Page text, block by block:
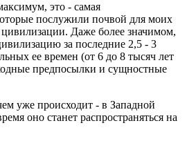
это - самая
послужили почвой для моих
Даже более значимом,
за последние 2,5 - 3
ее времен (от 6 до 8 тысяч лет
предпосылки и сущностные
уже происходит - в Западной
оно станет распространяться на